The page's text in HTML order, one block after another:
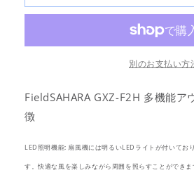
機
ド
ァ
ン
機
ド
ァ
ン
別のお支払い方
FieldSAHARA GXZ-F2H 多機能ア
徴
LED照明機能: 扇風機には明るいLEDライトが付いてお
す。快適な風を楽しみながら周囲を照らすことができま